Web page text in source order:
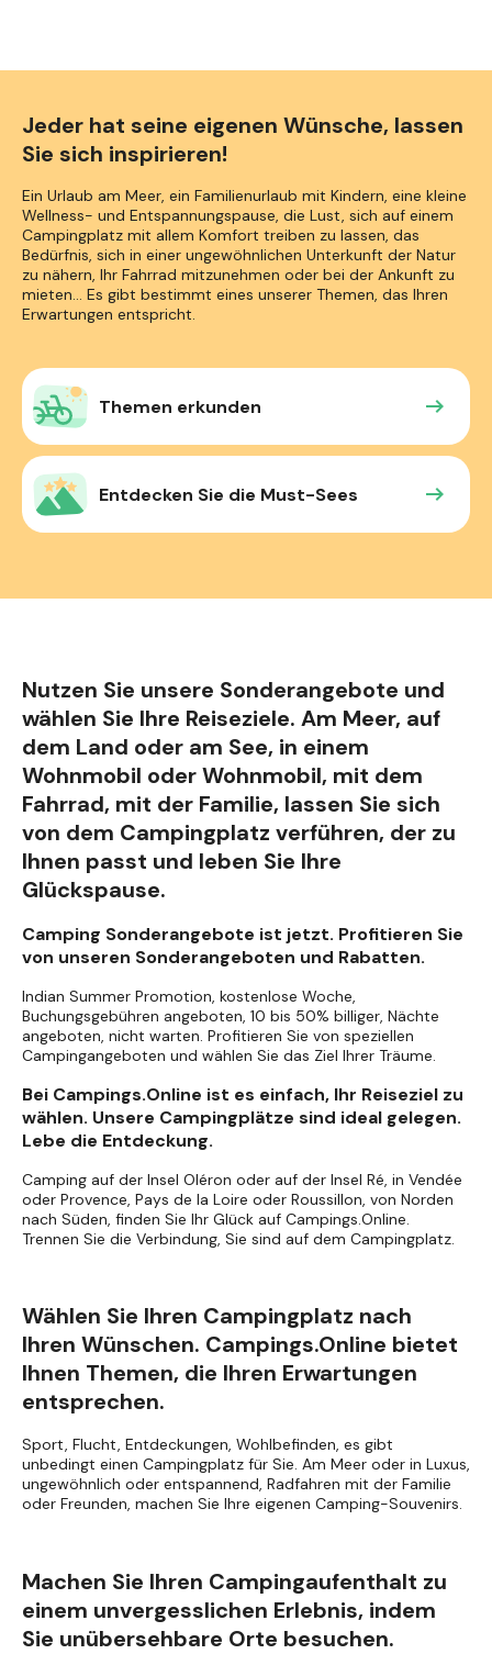
Jeder hat seine eigenen Wünsche, lassen
Sie sich inspirieren!
Ein Urlaub am Meer, ein Familienurlaub mit Kindern, eine kleine
Wellness- und Entspannungspause, die Lust, sich auf einem
Campingplatz mit allem Komfort treiben zu lassen, das
Bedürfnis, sich in einer ungewöhnlichen Unterkunft der Natur
zu nähern, Ihr Fahrrad mitzunehmen oder bei der Ankunft zu
mieten... Es gibt bestimmt eines unserer Themen, das Ihren
Erwartungen entspricht.
Themen erkunden
Entdecken Sie die Must-Sees
Nutzen Sie unsere Sonderangebote und
wählen Sie Ihre Reiseziele. Am Meer, auf
dem Land oder am See, in einem
Wohnmobil oder Wohnmobil, mit dem
Fahrrad, mit der Familie, lassen Sie sich
von dem Campingplatz verführen, der zu
Ihnen passt und leben Sie Ihre
Glückspause.
Camping Sonderangebote ist jetzt. Profitieren Sie
von unseren Sonderangeboten und Rabatten.
Indian Summer Promotion, kostenlose Woche,
Buchungsgebühren angeboten, 10 bis 50% billiger, Nächte
angeboten, nicht warten. Profitieren Sie von speziellen
Campingangeboten und wählen Sie das Ziel Ihrer Träume.
Bei Campings.Online ist es einfach, Ihr Reiseziel zu
wählen. Unsere Campingplätze sind ideal gelegen.
Lebe die Entdeckung.
Camping auf der Insel Oléron oder auf der Insel Ré, in Vendée
oder Provence, Pays de la Loire oder Roussillon, von Norden
nach Süden, finden Sie Ihr Glück auf Campings.Online.
Trennen Sie die Verbindung, Sie sind auf dem Campingplatz.
Wählen Sie Ihren Campingplatz nach
Ihren Wünschen. Campings.Online bietet
Ihnen Themen, die Ihren Erwartungen
entsprechen.
Sport, Flucht, Entdeckungen, Wohlbefinden, es gibt
unbedingt einen Campingplatz für Sie. Am Meer oder in Luxus,
ungewöhnlich oder entspannend, Radfahren mit der Familie
oder Freunden, machen Sie Ihre eigenen Camping-Souvenirs.
Machen Sie Ihren Campingaufenthalt zu
einem unvergesslichen Erlebnis, indem
Sie unübersehbare Orte besuchen.